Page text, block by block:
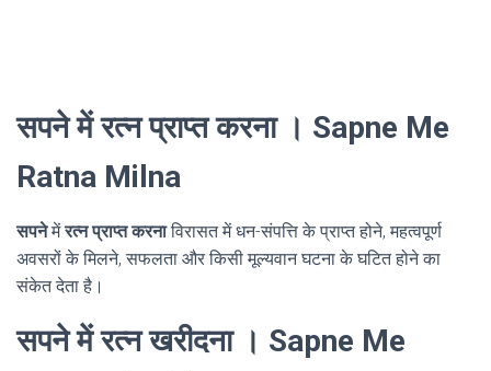
सपने में रत्न प्राप्त करना । Sapne Me
Ratna Milna
सपनेमेंरत्न प्राप्त करनाविरासत में धन-संपत्ति के प्राप्त होने, महत्वपूर्ण
अवसरों के मिलने, सफलता और किसी मूल्यवान घटना के घटित होने का
संकेत देता है।
सपने में रत्न खरीदना । Sapne Me